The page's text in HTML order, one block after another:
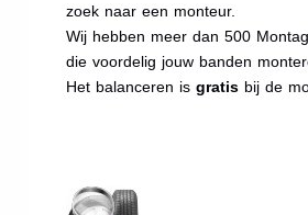
zoek naar een monteur.
Wij hebben meer dan 500
die voordelig jouw banden
Het balanceren is gratis bij de